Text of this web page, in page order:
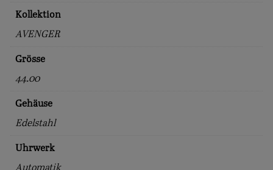
Kollektion
AVENGER
Grösse
44.00
Gehäuse
Edelstahl
Uhrwerk
Automatik